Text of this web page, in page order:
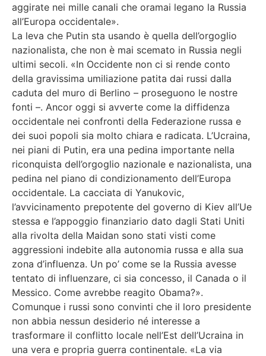
aggirate nei mille canali che oramai legano la Russia
all’Europa occidentale».
La leva che Putin sta usando è quella dell’orgoglio
nazionalista, che non è mai scemato in Russia negli
ultimi secoli. «In Occidente non ci si rende conto
della gravissima umiliazione patita dai russi dalla
caduta del muro di Berlino – proseguono le nostre
fonti –. Ancor oggi si avverte come la diffidenza
occidentale nei confronti della Federazione russa e
dei suoi popoli sia molto chiara e radicata. L’Ucraina,
nei piani di Putin, era una pedina importante nella
riconquista dell’orgoglio nazionale e nazionalista, una
pedina nel piano di condizionamento dell’Europa
occidentale. La cacciata di Yanukovic,
l’avvicinamento prepotente del governo di Kiev all’Ue
stessa e l’appoggio finanziario dato dagli Stati Uniti
alla rivolta della Maidan sono stati visti come
aggressioni indebite alla autonomia russa e alla sua
zona d’influenza. Un po’ come se la Russia avesse
tentato di influenzare, ci sia concesso, il Canada o il
Messico. Come avrebbe reagito Obama?».
Comunque i russi sono convinti che il loro presidente
non abbia nessun desiderio né interesse a
trasformare il conflitto locale nell’Est dell’Ucraina in
una vera e propria guerra continentale. «La via